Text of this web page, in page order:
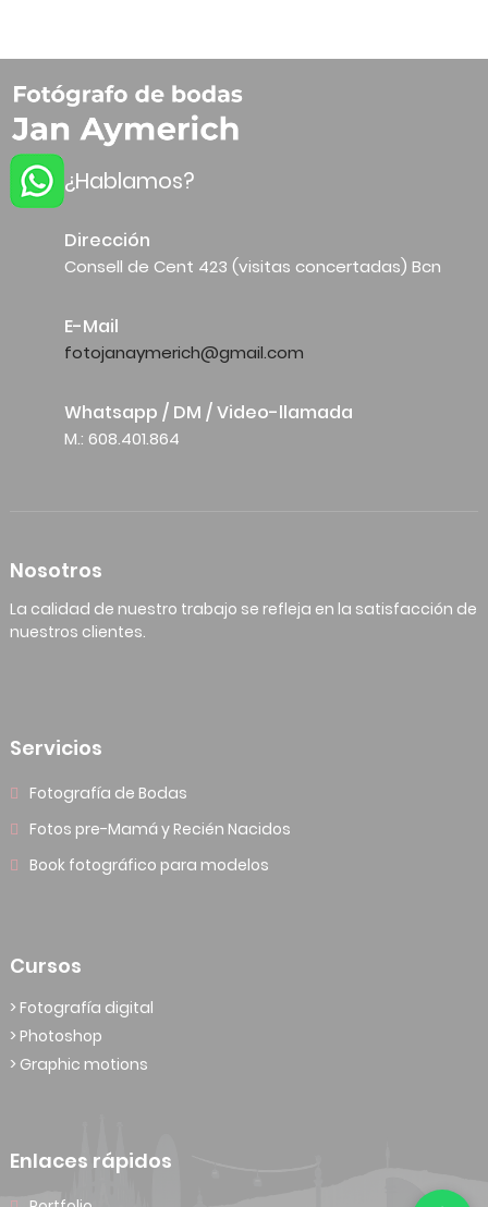
¿Hablamos?
Dirección
Consell de Cent 423 (visitas concertadas) Bcn
E-Mail
fotojanaymerich@gmail.com
Whatsapp / DM / Video-llamada
M.: 608.401.864
Nosotros
La calidad de nuestro trabajo se refleja en la satisfacción de
nuestros clientes.
Servicios
Fotografía de Bodas
Fotos pre-Mamá y Recién Nacidos
Book fotográfico para modelos
Cursos
> Fotografía digital
> Photoshop
> Graphic motions
Enlaces rápidos